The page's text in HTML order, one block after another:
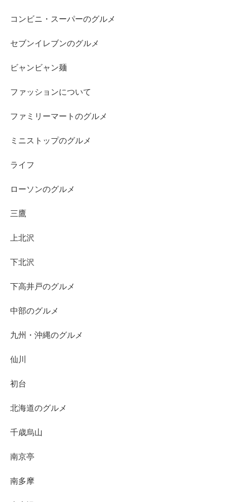
コンビニ・スーパーのグルメ
セブンイレブンのグルメ
ビャンビャン麺
ファッションについて
ファミリーマートのグルメ
ミニストップのグルメ
ライフ
ローソンのグルメ
三鷹
上北沢
下北沢
下高井戸のグルメ
中部のグルメ
九州・沖縄のグルメ
仙川
初台
北海道のグルメ
千歳烏山
南京亭
南多摩